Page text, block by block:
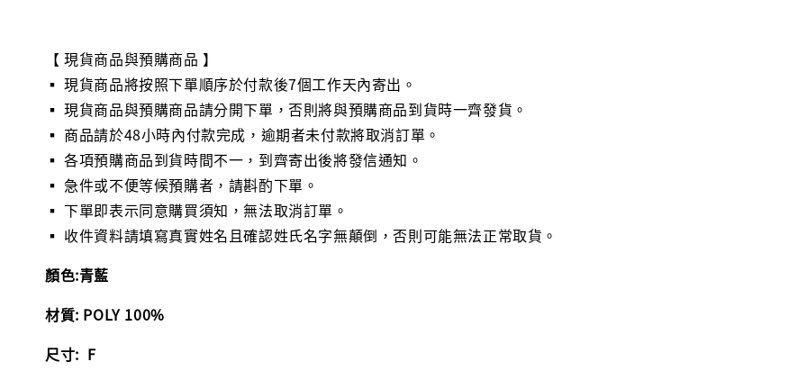
【 現貨商品與預購商品 】
▪ 現貨商品將按照下單順序於付款後7個工作天內寄出。
▪ 現貨商品與預購商品請分開下單，否則將與預購商品到貨時一齊發貨。
▪ 商品請於48小時內付款完成，逾期者未付款將取消訂單。
▪ 各項預購商品到貨時間不一，到齊寄出後將發信通知。
▪ 急件或不便等候預購者，請斟酌下單。
▪ 下單即表示同意購買須知，無法取消訂單。
▪ 收件資料請填寫真實姓名且確認姓氏名字無顛倒，否則可能無法正常取貨。
顏色:青藍
材質: POLY 100%
尺寸: F